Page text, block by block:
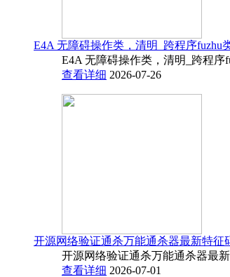
E4A 无障碍操作类，清明_跨程序fuzhu
E4A 无障碍操作类，清明_跨程
查看详细 2026-07-26
开源网络验证通杀万能通杀器最新特征
开源网络验证通杀万能通杀器最
查看详细 2026-07-01